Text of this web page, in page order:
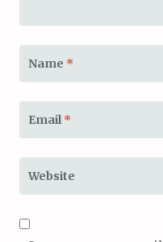
Name *
Email *
Website